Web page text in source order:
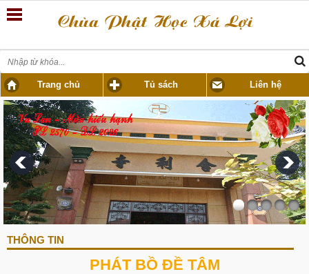
Trang chủ Tủ sách Liên hệ
THÔNG TIN
PHÁT BỒ ĐỀ TÂM